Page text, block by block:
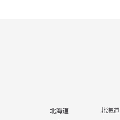
北海道
北海道